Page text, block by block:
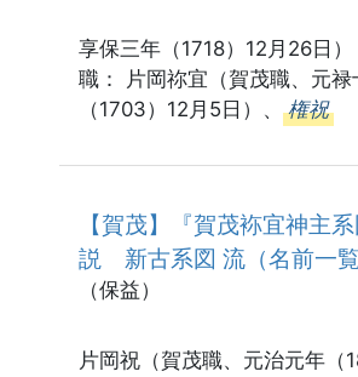
享保三年（1718）12月26
職： 片岡祢宜（賀茂職、元禄
（1703）12月5日）、 権祝
【賀茂】『賀茂袮宜神主
説 新古系図 流（名前一覧
（保益）
片岡祝（賀茂職、元治元年（